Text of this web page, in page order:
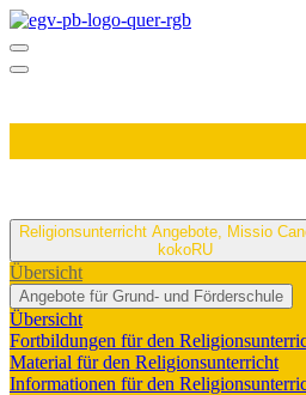
Religionsunterricht Angebote, Missio
kokoRU
Übersicht
Angebote für Grund- und Förderschule
Übersicht
Fortbildungen für den
Material für den Religionsunterricht
Informationen für den